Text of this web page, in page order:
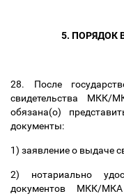
5. ПОРЯДОК
28. После
свидетельства МКК/
обязана(о)
документы:
1) заявление о выдаче
2) нотариально
документов МКК/